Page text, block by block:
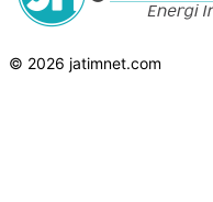
© 2026 jatimnet.com